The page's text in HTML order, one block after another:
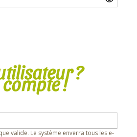
?
compte !
valide. Le système enverra tous les e-